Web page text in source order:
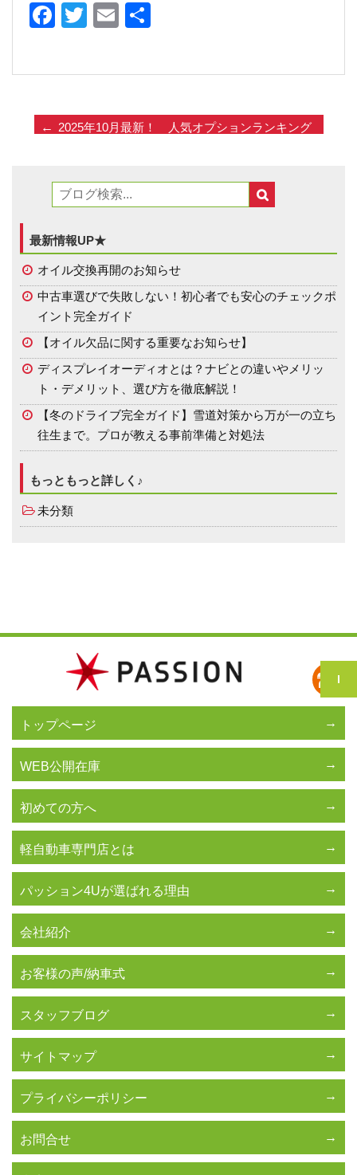
Facebook
TwitterEmail
2025年10月最新！ 人気オプションランキング
ち往生まで。プロが教える事前準備と対処法
最新情報UP★
オイル交換再開のお知らせ
中古車選びで失敗しない！初心者でも安心のチェックポ
イント完全ガイド
【オイル欠品に関する重要なお知らせ】
ディスプレイオーディオとは？ナビとの違いやメリッ
ト・デメリット、選び方を徹底解説！
【冬のドライブ完全ガイド】雪道対策から万が一の立ち
往生まで。プロが教える事前準備と対処法
もっともっと詳しく♪
未分類
トップページ
WEB公開在庫
初めての方へ
軽自動車専門店とは
パッション4Uが選ばれる理由
会社紹介
お客様の声/納車式
スタッフブログ
サイトマップ
プライバシーポリシー
お問合せ